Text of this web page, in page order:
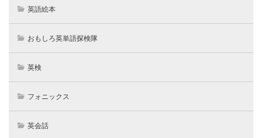
英語絵本
おもしろ英単語探検隊
英検
フォニックス
英会話